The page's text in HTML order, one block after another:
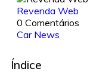
Revenda Web
0 Comentários
Car News
Índice